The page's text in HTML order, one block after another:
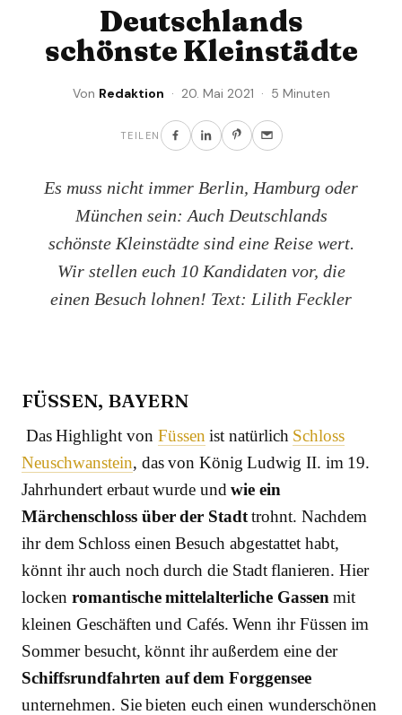
Deutschlands
schönste Kleinstädte
Von Redaktion · 20. Mai 2021 · 5 Minuten
TEILEN
Es muss nicht immer Berlin, Hamburg oder
München sein: Auch Deutschlands
schönste Kleinstädte sind eine Reise wert.
Wir stellen euch 10 Kandidaten vor, die
einen Besuch lohnen! Text: Lilith Feckler
FÜSSEN, BAYERN
Das Highlight von Füssen ist natürlich Schloss
Neuschwanstein, das von König Ludwig II. im 19.
Jahrhundert erbaut wurde undwie ein
Märchenschloss über der Stadttrohnt. Nachdem
ihr dem Schloss einen Besuch abgestattet habt,
könnt ihr auch noch durch die Stadt flanieren. Hier
locken romantische mittelalterliche Gassen mit
kleinen Geschäften und Cafés. Wenn ihr Füssen im
Sommer besucht, könnt ihr außerdem eine der
Schiffsrundfahrten auf dem Forggensee
unternehmen. Sie bieten euch einen wunderschönen